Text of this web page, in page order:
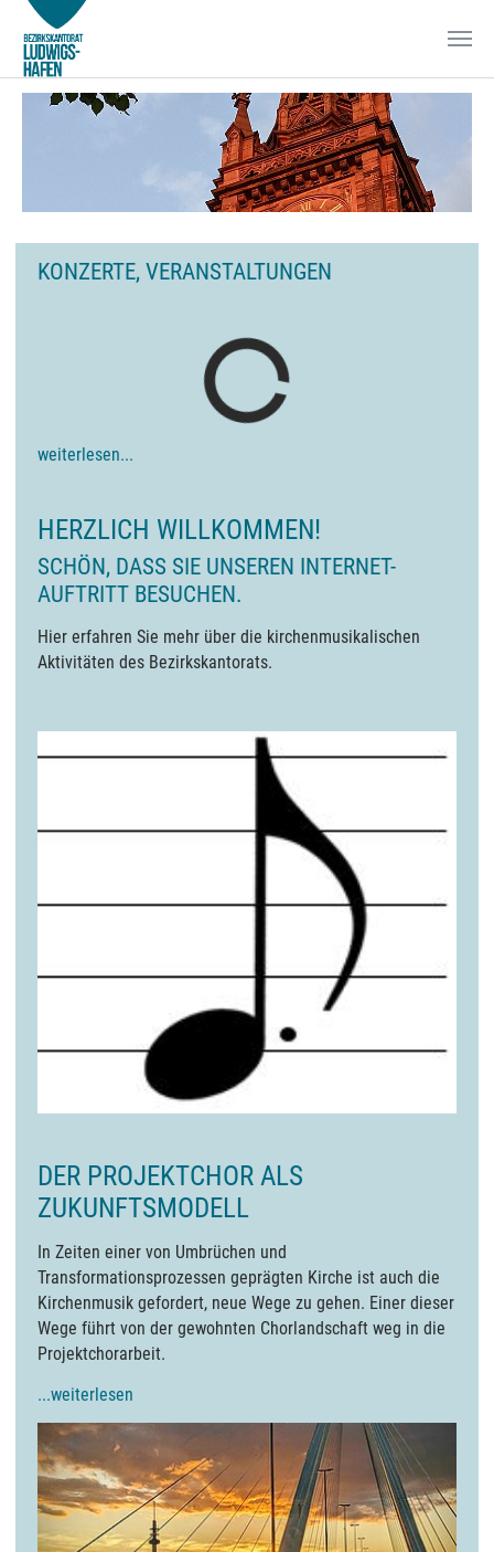
KONZERTE, VERANSTALTUNGEN
weiterlesen...
HERZLICH WILLKOMMEN!
SCHÖN, DASS SIE UNSEREN INTERNET-
AUFTRITT BESUCHEN.
Hier erfahren Sie mehr über die kirchenmusikalischen
Aktivitäten des Bezirkskantorats.
DER PROJEKTCHOR ALS
ZUKUNFTSMODELL
In Zeiten einer von Umbrüchen und
Transformationsprozessen geprägten Kirche ist auch die
Kirchenmusik gefordert, neue Wege zu gehen. Einer dieser
Wege führt von der gewohnten Chorlandschaft weg in die
Projektchorarbeit.
...weiterlesen